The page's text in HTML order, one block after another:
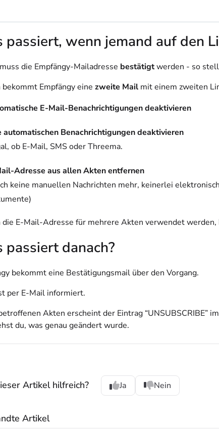
passiert, wenn jemand auf den
die Empfängy-Mailadresse bestätigtwerden - so
bekommt Empfängy eine zweite Mail mit einem zweiten
E-Mail-Benachrichtigungen deaktivieren
automatischen Benachrichtigungen deaktivieren
ob E-Mail, SMS oder Threema.
Adresse aus allen Akten entfernen
keine manuellen Nachrichten mehr, keinerlei
E-Mail-Adresse für mehrere Akten verwendet
passiert danach?
bekommt eine Bestätigungsmail über den Vorgang.
per E-Mail informiert.
Akten erscheint der Eintrag “UNSUBSCRIBE”
du, was genau geändert wurde.
Artikel hilfreich? Ja Nein
Artikel